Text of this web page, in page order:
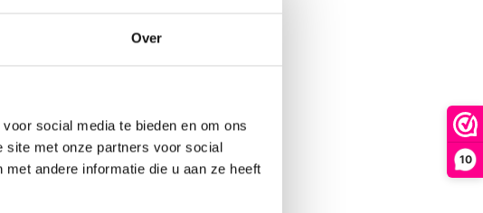
Over
social media te bieden en om ons
site met onze partners voor social
andere informatie die u aan ze heeft
10